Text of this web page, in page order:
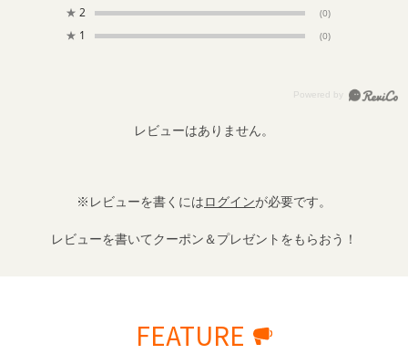
★ 2 (0)
★ 1 (0)
レビューはありません。
※レビューを書くにはログインが必要です。
レビューを書いてクーポン＆プレゼントをもらおう！
FEATURE